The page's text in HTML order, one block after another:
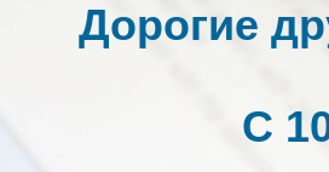
Дорогие
С